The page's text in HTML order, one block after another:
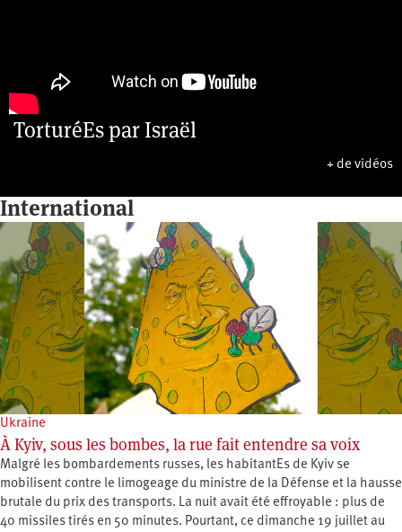
TorturéEs par Israël
+ de vidéos
International
Ukraine
À Kyiv, sous les bombes, la rue fait entendre sa voix
Malgré les bombardements russes, les habitantEs de Kyiv se
mobilisent contre le limogeage du ministre de la Défense et la hausse
brutale du prix des transports. La nuit avait été effroyable : plus de
40 missiles tirés en 50 minutes. Pourtant, ce dimanche 19 juillet au